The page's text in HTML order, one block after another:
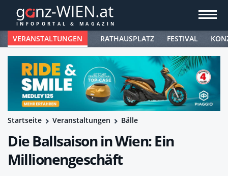
VERANSTALTUNGEN RATHAUSPLATZ FESTIVAL
Startseite Veranstaltungen Bälle
Die Ballsaison in Wien: Ein
Millionengeschäft